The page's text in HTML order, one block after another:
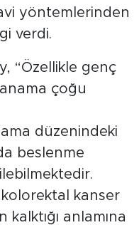
yöntemlerinden
verdi.
“Özellikle genç
çoğu
düzenindeki
beslenme
kanser
anlamına